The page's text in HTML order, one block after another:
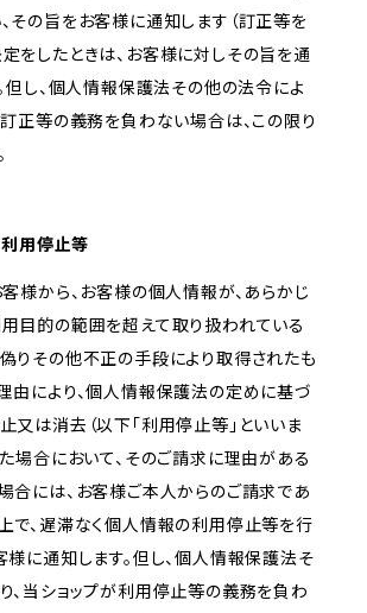
その旨をお客様に通知します（訂正等を
をしたときは、お客様に対しその旨を通
。但し、個人情報保護法その他の法令によ
訂正等の義務を負わない場合は、この限り
用停止等
客様から、お客様の個人情報が、あらかじ
目的の範囲を超えて取り扱われている
りその他不正の手段により取得されたも
由により、個人情報保護法の定めに基づ
又は消去（以下「利用停止等」といいま
た場合において、そのご請求に理由がある
合には、お客様ご本人からのご請求であ
で、遅滞なく個人情報の利用停止等を行
様に通知します。但し、個人情報保護法そ
、当ショップが利用停止等の義務を負わ